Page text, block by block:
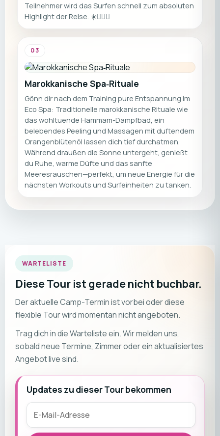
Teilnehmer wird das Surfen schnell zum absoluten
Highlight der Reise. ☀️🏄‍♂️🌊
03
Marokkanische Spa‑Rituale
Gönn dir nach dem Training pure Entspannung im
Eco Spa: Traditionelle marokkanische Rituale wie
das wohltuende Hammam-Dampfbad, ein
belebendes Peeling und Massagen mit duftendem
Orangenblütenöl lassen dich tief durchatmen.
Während draußen die Sonne untergeht, genießt
du Ruhe, warme Düfte und das sanfte
Meeresrauschen—perfekt, um neue Energie für die
nächsten Workouts und Surfeinheiten zu tanken.
WARTELISTE
Diese Tour ist gerade nicht buchbar.
Der aktuelle Camp-Termin ist vorbei oder diese
flexible Tour wird momentan nicht angeboten.
Trag dich in die Warteliste ein. Wir melden uns,
sobald neue Termine, Zimmer oder ein aktualisiertes
Angebot live sind.
Updates zu dieser Tour bekommen